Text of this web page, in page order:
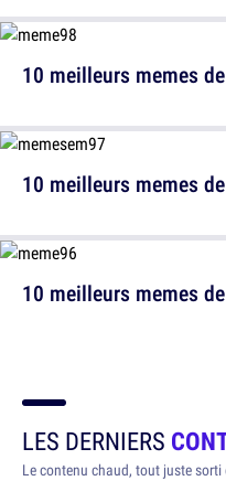
10 meilleurs memes
10 meilleurs memes
10 meilleurs memes
LES DERNIERS
Le contenu chaud, tout juste sorti